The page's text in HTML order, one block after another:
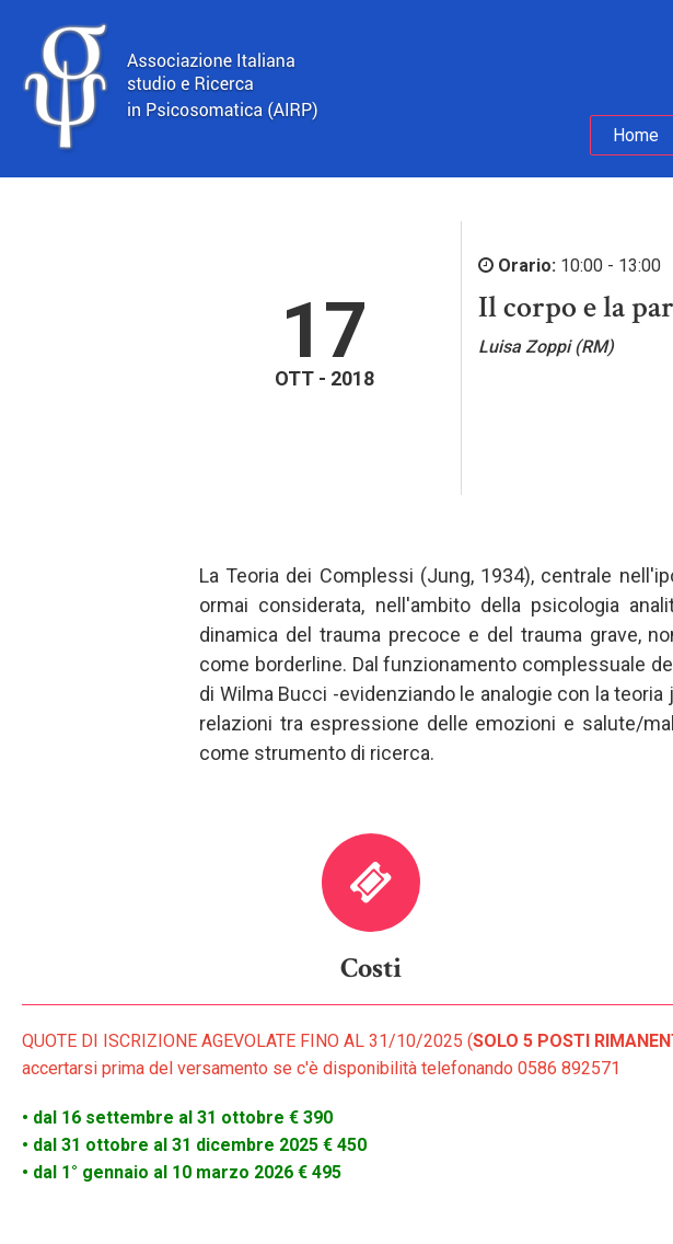
Home
17
OTT - 2018
Orario:10:00 - 13:00
Il corpo e la
Luisa Zoppi (RM)
La Teoria dei Complessi (Jung, 1934), centrale
ormai considerata, nell'ambito della psicologia
dinamica del trauma precoce e del trauma grave,
come borderline. Dal funzionamento complessuale
di Wilma Bucci -evidenziando le analogie con la
relazioni tra espressione delle emozioni e salute/
come strumento di ricerca.
Costi
QUOTE DI ISCRIZIONE AGEVOLATE FINO AL 31/10/2025 (SOLO 5 POSTI
accertarsi prima del versamento se c'è disponibilità telefonando 0586 892571
• dal 16 settembre al 31 ottobre € 390
• dal 31 ottobre al 31 dicembre 2025 € 450
• dal 1° gennaio al 10 marzo 2026 € 495